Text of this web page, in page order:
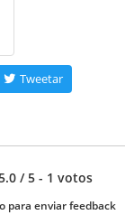
Tweetar
/ 5 - 1 votos
para enviar feedback